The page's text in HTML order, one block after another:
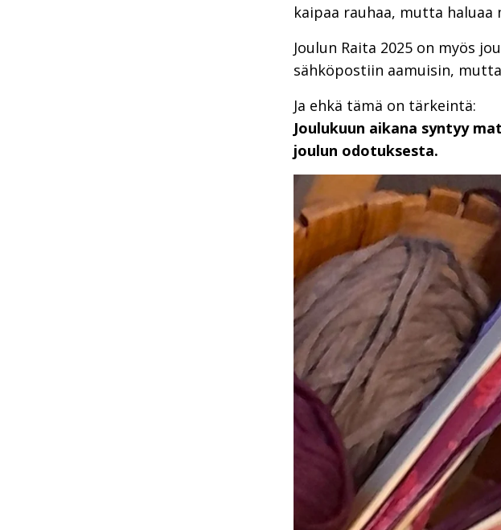
kaipaa rauhaa, mutta
Joulun Raita 2025 on myös
sähköpostiin aamuisin,
Ja ehkä tämä on tärkeintä:
Joulukuun aikana syntyy
joulun odotuksesta.